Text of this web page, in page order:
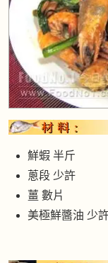
鮮蝦 半斤
蔥段 少許
薑 數片
美極鮮醬油 少